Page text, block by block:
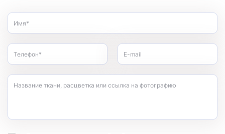
Имя*
Телефон* E-mail
Название ткани, расцветка или ссылка на фотографию